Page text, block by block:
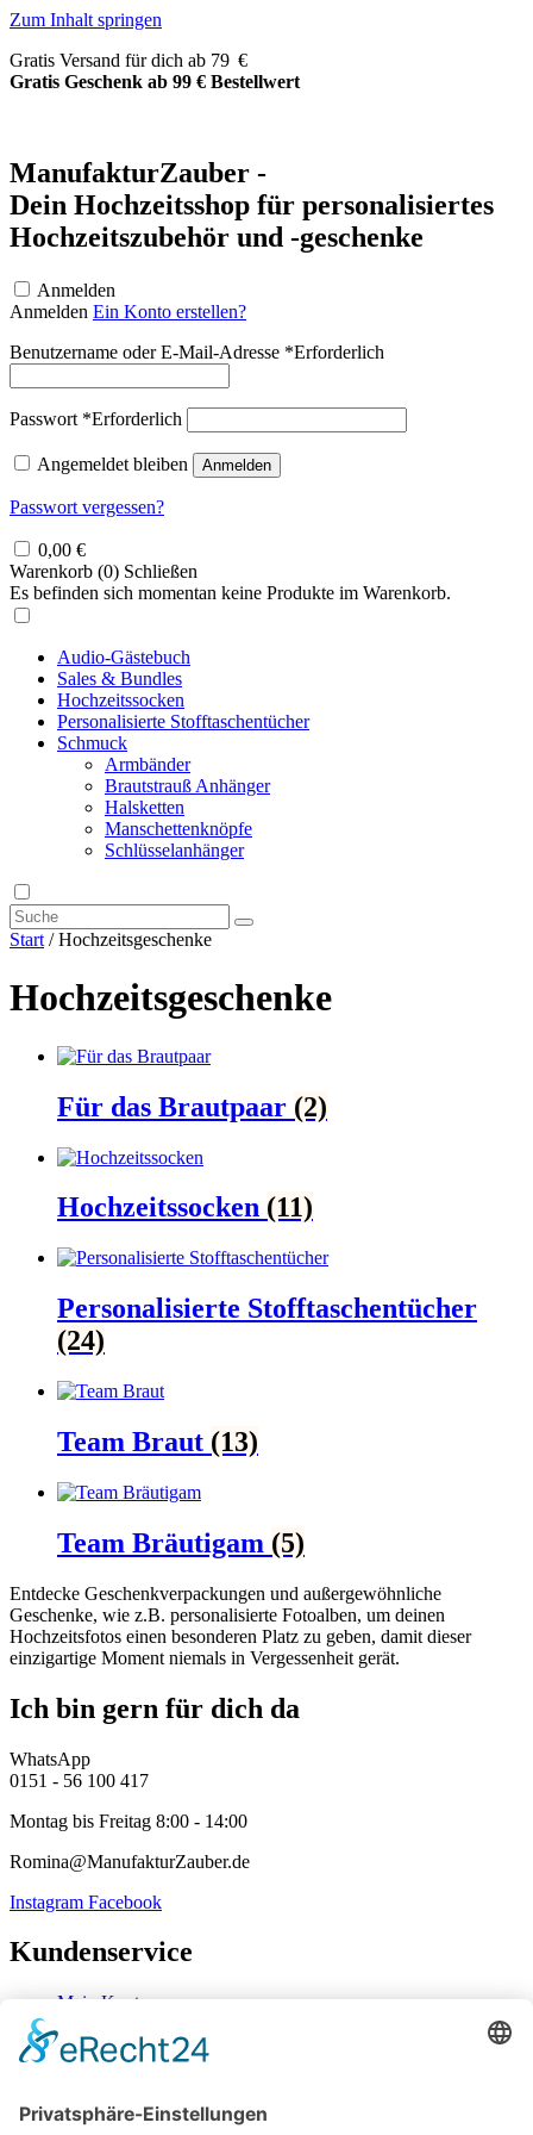
Zum Inhalt springen
Gratis Versand für dich ab 79 €
Gratis Geschenk ab 99 € Bestellwert
ManufakturZauber -
Dein Hochzeitsshop für personalisiertes
Hochzeitszubehör und -geschenke
Anmelden
Anmelden Ein Konto erstellen?
Benutzername oder E-Mail-Adresse *Erforderlich
Passwort *Erforderlich
Angemeldet bleiben Anmelden
Passwort vergessen?
0,00 €
Warenkorb (0) Schließen
Es befinden sich momentan keine Produkte im Warenkorb.
Audio-Gästebuch
Sales & Bundles
Hochzeitssocken
Personalisierte Stofftaschentücher
Schmuck
Armbänder
Brautstrauß Anhänger
Halsketten
Manschettenknöpfe
Schlüsselanhänger
Start / Hochzeitsgeschenke
Hochzeitsgeschenke
Für das Brautpaar (2)
Hochzeitssocken (11)
Personalisierte Stofftaschentücher
(24)
Team Braut (13)
Team Bräutigam (5)
Entdecke Geschenkverpackungen und außergewöhnliche
Geschenke, wie z.B. personalisierte Fotoalben, um deinen
Hochzeitsfotos einen besonderen Platz zu geben, damit dieser
einzigartige Moment niemals in Vergessenheit gerät.
Ich bin gern für dich da
WhatsApp
0151 - 56 100 417
Montag bis Freitag 8:00 - 14:00
Romina@ManufakturZauber.de
Instagram Facebook
Kundenservice
Mein Konto
Zahlung & Versand
Widerrufsbelehrung
Mein Konto
Kontakt